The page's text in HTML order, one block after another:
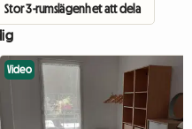
Stor 3-rumslägenhet att dela
Video